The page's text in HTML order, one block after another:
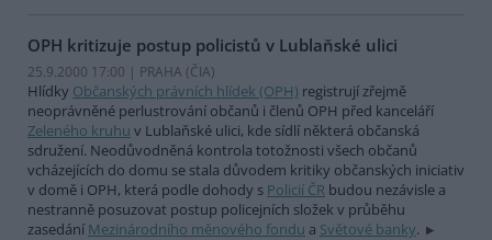
OPH kritizuje postup policistů v Lublaňské ulici
25.9.2000 17:00 | PRAHA (ČIA)
Hlídky Občanských právních hlídek (OPH) registrují zřejmě
neoprávněné perlustrování občanů i členů OPH před kanceláří
Zeleného kruhu v Lublaňské ulici, kde sídlí některá občanská
sdružení. Neodůvodněná kontrola totožnosti všech občanů
vcházejících do domu se stala důvodem kritiky občanských iniciativ
v domě i OPH, která podle dohody s Policií ČR budou nezávisle a
nestranně posuzovat postup policejních složek v průběhu
zasedání Mezinárodního měnového fondu a Světové banky.